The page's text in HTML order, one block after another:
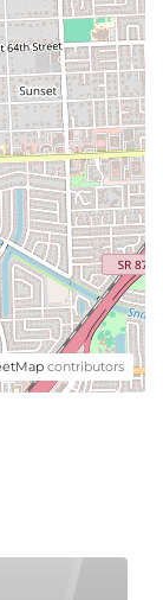
contributors